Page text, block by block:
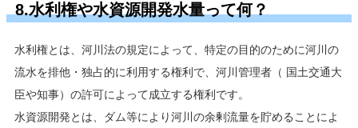
8.水利権や水資源開発水量って何？
水利権とは、河川法の規定によって、特定の目的のために河川の
流水を排他・独占的に利用する権利で、河川管理者（ 国土交通大
臣や知事）の許可によって成立する権利です。
水資源開発とは、ダム等により河川の余剰流量を貯めることによ